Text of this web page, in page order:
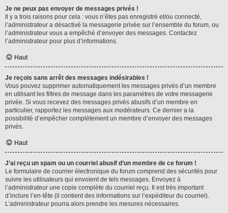
Je ne peux pas envoyer de messages privés !
Il y a trois raisons pour cela : vous n’êtes pas enregistré et/ou connecté,
l’administrateur a désactivé la messagerie privée sur l’ensemble du forum, ou
l’administrateur vous a empêché d’envoyer des messages. Contactez
l’administrateur pour plus d’informations.
Haut
Je reçois sans arrêt des messages indésirables !
Vous pouvez supprimer automatiquement les messages privés d’un membre
en utilisant les filtres de message dans les paramètres de votre messagerie
privée. Si vous recevez des messages privés abusifs d’un membre en
particulier, rapportez les messages aux modérateurs. Ce dernier a la
possibilité d’empêcher complètement un membre d’envoyer des messages
privés.
Haut
J’ai reçu un spam ou un courriel abusif d’un membre de ce forum !
Le formulaire de courrier électronique du forum comprend des sécurités pour
suivre les utilisateurs qui envoient de tels messages. Envoyez à
l’administrateur une copie complète du courriel reçu. Il est très important
d’inclure l’en-tête (il contient des informations sur l’expéditeur du courriel).
L’administrateur pourra alors prendre les mesures nécessaires.